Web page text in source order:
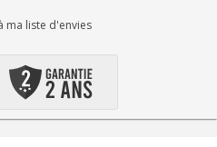
ma liste d'envies